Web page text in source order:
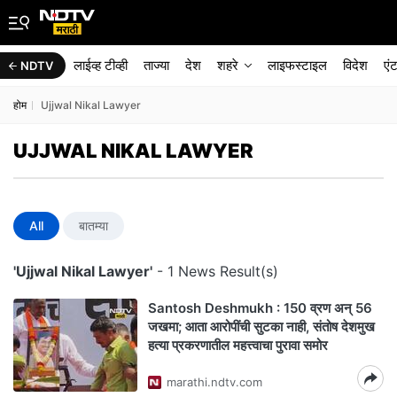
NDTV लाईव्ह टीव्ही ताज्या देश शहरे लाइफस्टाइल विदेश
होम Ujjwal Nikal Lawyer
UJJWAL NIKAL LAWYER
All बातम्या
'Ujjwal Nikal Lawyer' - 1 News Result(s)
Santosh Deshmukh : 150 व्रण अन् 56
जखमा; आता आरोपींची सुटका नाही, संतोष देशमुख
हत्या प्रकरणातील महत्त्वाचा पुरावा समोर
marathi.ndtv.com